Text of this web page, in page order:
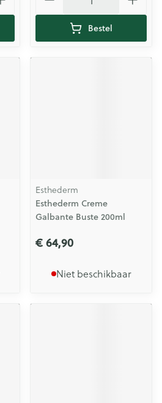
Bestel
Esthederm
Esthederm Creme
Galbante Buste 200ml
€ 64,90
Niet beschikbaar